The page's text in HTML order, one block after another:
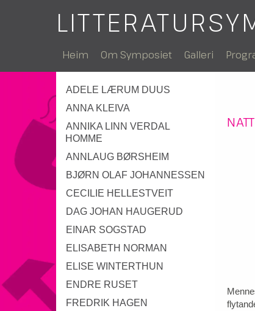
Heim Om Symposiet Galleri
ADELE LÆRUM DUUS
ANNA KLEIVA
ANNIKA LINN VERDAL
HOMME
ANNLAUG BØRSHEIM
BJØRN OLAF JOHANNESSEN
CECILIE HELLESTVEIT
DAG JOHAN HAUGERUD
EINAR SOGSTAD
ELISABETH NORMAN
ELISE WINTERTHUN
ENDRE RUSET
FREDRIK HAGEN